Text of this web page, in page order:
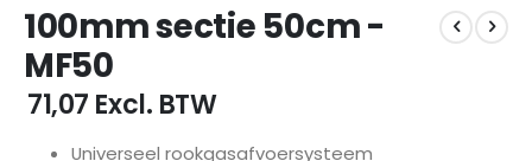
naar
het
begin
van
de
afbeeldingen-
100mm sectie 50cm -
MF50
€ 71,07 Excl. BTW
Universeel rookgasafvoersysteem